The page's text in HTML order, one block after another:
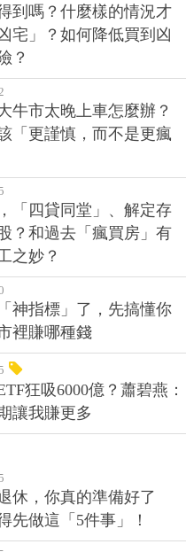
到嗎？什麼樣的情況才
宅」？如何降低買到凶
？
牛市太晚上車怎麼辦？
「更謹慎，而不是更瘋
「四貸同堂」、解定存
？和過去「瘋買房」有
之妙？
神指標」了，先搞懂你
裡賺哪種錢
狂吸6000億？蕭碧燕：
讓我賺更多
休，你真的準備好了
先做這「5件事」！